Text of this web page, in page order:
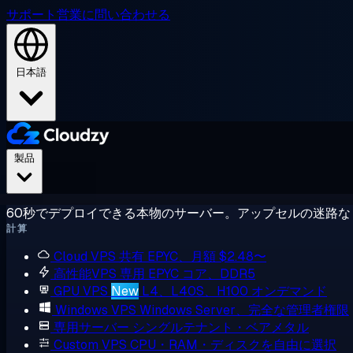
サポート営業に問い合わせる
日本語
60秒でデプロイできる本物のサーバー。アップセルの迷路
計算
Cloud VPS 共有 EPYC、月額 $2.48〜
高性能VPS 専用 EPYC コア、DDR5
GPU VPS New L4、L40S、H100 オンデマンド
Windows VPS Windows Server、完全な管理者権限
専用サーバー シングルテナント・ベアメタル
Custom VPS CPU・RAM・ディスクを自由に選択